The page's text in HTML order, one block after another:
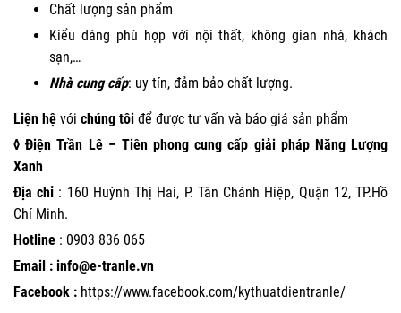
Chất lượng sản phẩm
Kiểu dáng phù hợp với nội thất, không gian nhà, khách
sạn,…
Nhà cung cấp: uy tín, đảm bảo chất lượng.
Liện hệ với chúng tôi để được tư vấn và báo giá sản phẩm
◊ Điện Trần Lê – Tiên phong cung cấp giải pháp Năng Lượng
Xanh
Địa chỉ : 160 Huỳnh Thị Hai, P. Tân Chánh Hiệp, Quận 12, TP.Hồ
Chí Minh.
Hotline : 0903 836 065
Email : info@e-tranle.vn
Facebook : https://www.facebook.com/kythuatdientranle/